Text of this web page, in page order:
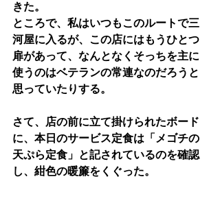
きた。
ところで、私はいつもこのルートで三
河屋に入るが、この店にはもうひとつ
扉があって、なんとなくそっちを主に
使うのはベテランの常連なのだろうと
思っていたりする。
さて、店の前に立て掛けられたボード
に、本日のサービス定食は「メゴチの
天ぷら定食」と記されているのを確認
し、紺色の暖簾をくぐった。